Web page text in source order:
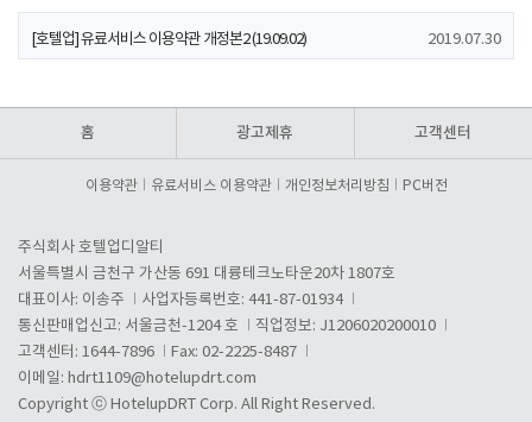
[호텔업] 유료서비스 이용약관 개정본2 (19.09.02) 2019.07.30
홈 광고제휴 고객센터
이용약관 유료서비스 이용약관 개인정보처리방침 PC버전
주식회사 호텔업디알티
서울특별시 금천구 가산동 691 대륭테크노타운20차 1807호
대표이사: 이송주
사업자등록번호: 441-87-01934
통신판매업신고: 서울금천-1204 호
직업정보: J1206020200010
고객센터: 1644-7896
Fax: 02-2225-8487
이메일: hdrt1109@hotelupdrt.com
Copyright ⓒ HotelupDRT Corp. All Right Reserved.